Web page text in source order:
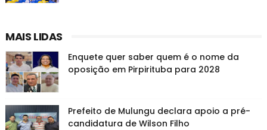
MAIS LIDAS
Enquete quer saber quem é o nome da
oposição em Pirpirituba para 2028
Prefeito de Mulungu declara apoio a pré-
candidatura de Wilson Filho